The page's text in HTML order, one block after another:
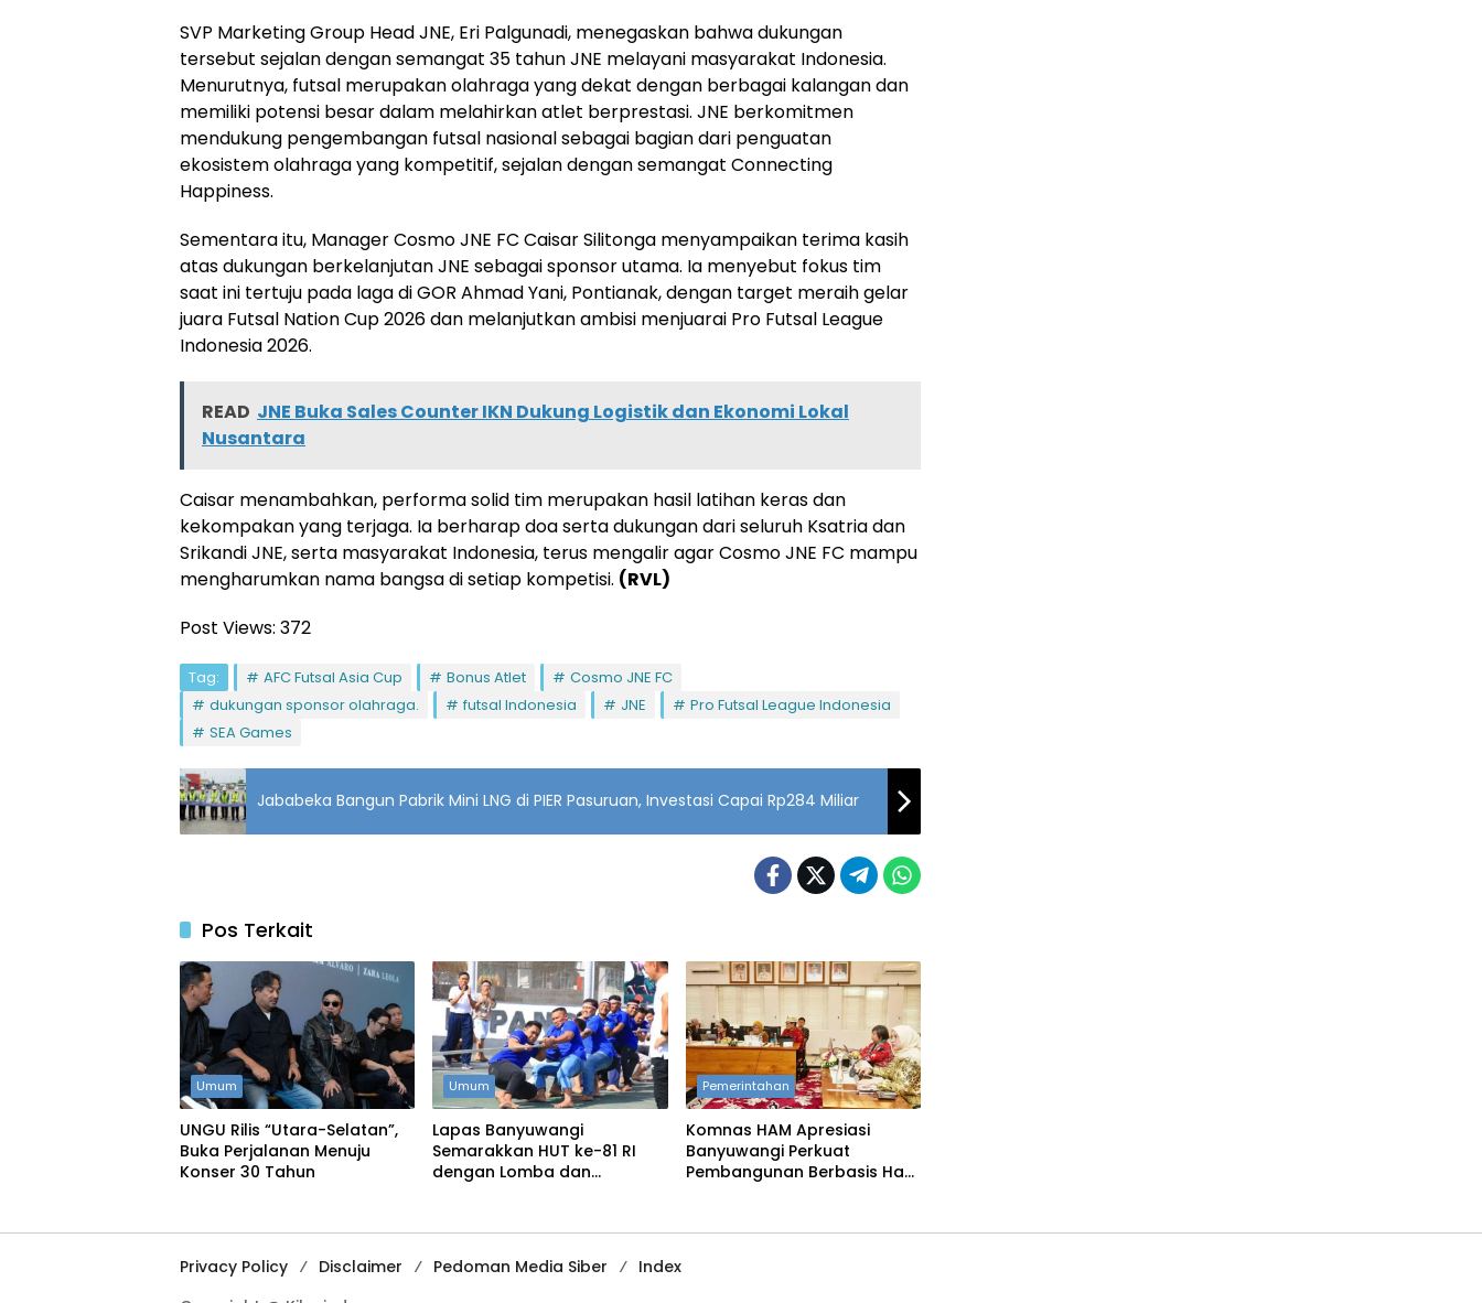
SVP Marketing Group Head JNE, Eri Palgunadi, menegaskan bahwa dukungan
tersebut sejalan dengan semangat 35 tahun JNE melayani masyarakat Indonesia.
Menurutnya, futsal merupakan olahraga yang dekat dengan berbagai kalangan dan
memiliki potensi besar dalam melahirkan atlet berprestasi. JNE berkomitmen
mendukung pengembangan futsal nasional sebagai bagian dari penguatan
ekosistem olahraga yang kompetitif, sejalan dengan semangat Connecting
Happiness.
Sementara itu, Manager Cosmo JNE FC Caisar Silitonga menyampaikan terima kasih
atas dukungan berkelanjutan JNE sebagai sponsor utama. Ia menyebut fokus tim
saat ini tertuju pada laga di GOR Ahmad Yani, Pontianak, dengan target meraih gelar
juara Futsal Nation Cup 2026 dan melanjutkan ambisi menjuarai Pro Futsal League
Indonesia 2026.
READ JNE Buka Sales Counter IKN Dukung Logistik dan Ekonomi Lokal
Nusantara
Caisar menambahkan, performa solid tim merupakan hasil latihan keras dan
kekompakan yang terjaga. Ia berharap doa serta dukungan dari seluruh Ksatria dan
Srikandi JNE, serta masyarakat Indonesia, terus mengalir agar Cosmo JNE FC mampu
mengharumkan nama bangsa di setiap kompetisi. (RVL)
Post Views: 372
Tag: AFC Futsal Asia Cup Bonus Atlet
Cosmo JNE FC
dukungan sponsor olahraga.
futsal Indonesia JNE
Pro Futsal League Indonesia
SEA Games
Jababeka Bangun Pabrik Mini LNG di PIER Pasuruan, Investasi Capai Rp284 Miliar
Pos Terkait
Umum
UNGU Rilis “Utara-Selatan”,
Buka Perjalanan Menuju
Konser 30 Tahun
Umum
Lapas Banyuwangi
Semarakkan HUT ke-81 RI
dengan Lomba dan
Pemerintahan
Komnas HAM Apresiasi
Banyuwangi Perkuat
Pembangunan Berbasis Hak
Privacy Policy Disclaimer Pedoman Media Siber
Index